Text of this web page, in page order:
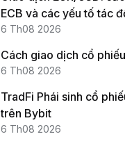
ECB và các yếu tố tác
6 Th08 2026
Cách giao dịch cổ
6 Th08 2026
TradFi Phái sinh cổ
trên Bybit
6 Th08 2026